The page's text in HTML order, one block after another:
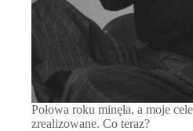
Połowa roku minęła, a moje
zrealizowane. Co teraz?